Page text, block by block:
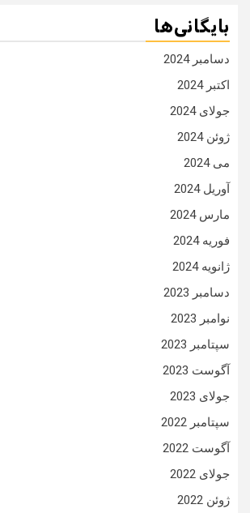
بایگانی‌ها
دسامبر 2024
اکتبر 2024
جولای 2024
ژوئن 2024
می 2024
آوریل 2024
مارس 2024
فوریه 2024
ژانویه 2024
دسامبر 2023
نوامبر 2023
سپتامبر 2023
آگوست 2023
جولای 2023
سپتامبر 2022
آگوست 2022
جولای 2022
ژوئن 2022